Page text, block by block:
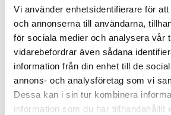
Vi använder enhetsidentifierare för
och annonserna till användarna,
för sociala medier och analysera vår
vidarebefordrar även sådana
information från din enhet till de
annons- och analysföretag som vi
Dessa kan i sin tur kombinera
information som du har tillhandahållit
Å, det där med att vara ’inne i det’
men jag tycker ofta att glädjen
särskilt i skönt löpväder. Så jag är
Idag var det aldrig jobbigt, jag var
och vackert väder. 🤗
Fråga mig igen en annan dag. 😅
1